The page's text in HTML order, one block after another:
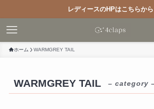
レディースのHPはこちらから
ホーム WARMGREY TAIL
WARMGREY TAIL – category